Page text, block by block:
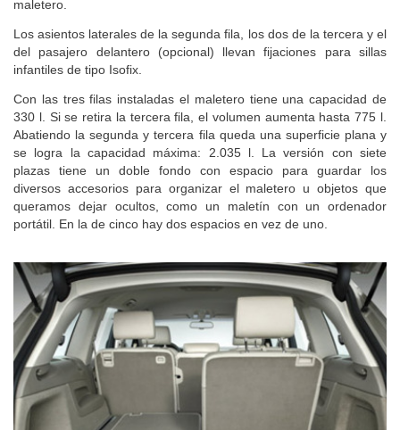
maletero.
Los asientos laterales de la segunda fila, los dos de la tercera y el
del pasajero delantero (opcional) llevan fijaciones para sillas
infantiles de tipo Isofix.
Con las tres filas instaladas el maletero tiene una capacidad de
330 l. Si se retira la tercera fila, el volumen aumenta hasta 775 l.
Abatiendo la segunda y tercera fila queda una superficie plana y
se logra la capacidad máxima: 2.035 l. La versión con siete
plazas tiene un doble fondo con espacio para guardar los
diversos accesorios para organizar el maletero u objetos que
queramos dejar ocultos, como un maletín con un ordenador
portátil. En la de cinco hay dos espacios en vez de uno.